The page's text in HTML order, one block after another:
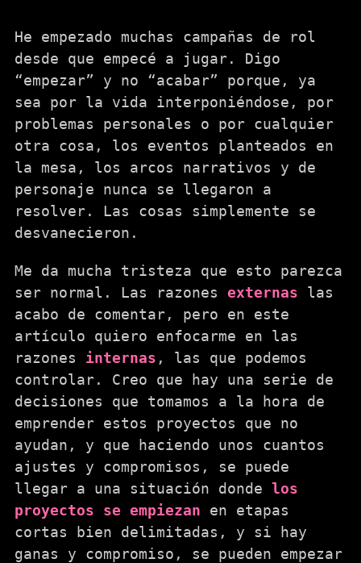
He empezado muchas campañas de rol
desde que empecé a jugar. Digo
“empezar” y no “acabar” porque, ya
sea por la vida interponiéndose, por
problemas personales o por cualquier
otra cosa, los eventos planteados en
la mesa, los arcos narrativos y de
personaje nunca se llegaron a
resolver. Las cosas simplemente se
desvanecieron.
Me da mucha tristeza que esto parezca
ser normal. Las razones externas las
acabo de comentar, pero en este
artículo quiero enfocarme en las
razones internas , las que podemos
controlar. Creo que hay una serie de
decisiones que tomamos a la hora de
emprender estos proyectos que no
ayudan, y que haciendo unos cuantos
ajustes y compromisos, se puede
llegar a una situación donde los
proyectos se empiezan en etapas
cortas bien delimitadas, y si hay
ganas y compromiso, se pueden empezar